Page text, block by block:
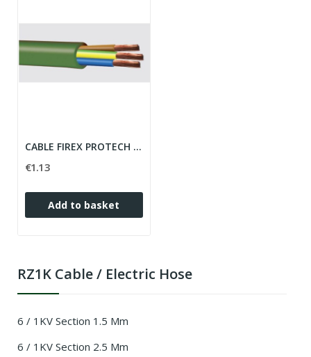
RZ1K Cable / Electric Hose
6 / 1KV Section 1.5 Mm
6 / 1KV Section 2.5 Mm
CABLE FIREX PROTECH ZH RZ1-K(AS) 3G 1,5 ROLLO...
€1.13
Add to basket